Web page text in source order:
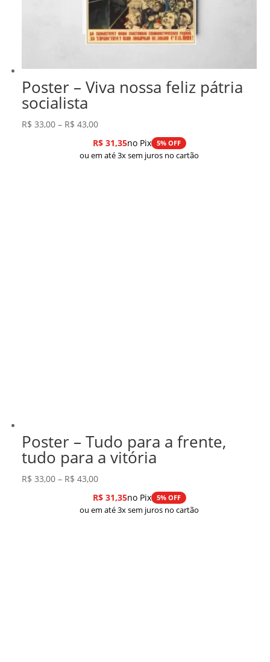
Poster – Viva nossa feliz pátria
socialista
R$ 33,00 – R$ 43,00Faixa
de
preço:
R$31,35no Pix 5% OFF
ou em até 3x sem juros no cartão
Poster – Tudo para a frente,
tudo para a vitória
R$ 33,00 – R$ 43,00Faixa
de
preço:
R$31,35no Pix 5% OFF
ou em até 3x sem juros no cartão